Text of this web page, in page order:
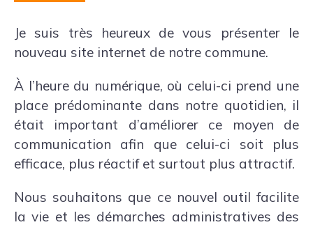
Je suis très heureux de vous présenter le
nouveau site internet de notre commune.
À l’heure du numérique, où celui-ci prend une
place prédominante dans notre quotidien, il
était important d’améliorer ce moyen de
communication afin que celui-ci soit plus
efficace, plus réactif et surtout plus attractif.
Nous souhaitons que ce nouvel outil facilite
la vie et les démarches administratives des